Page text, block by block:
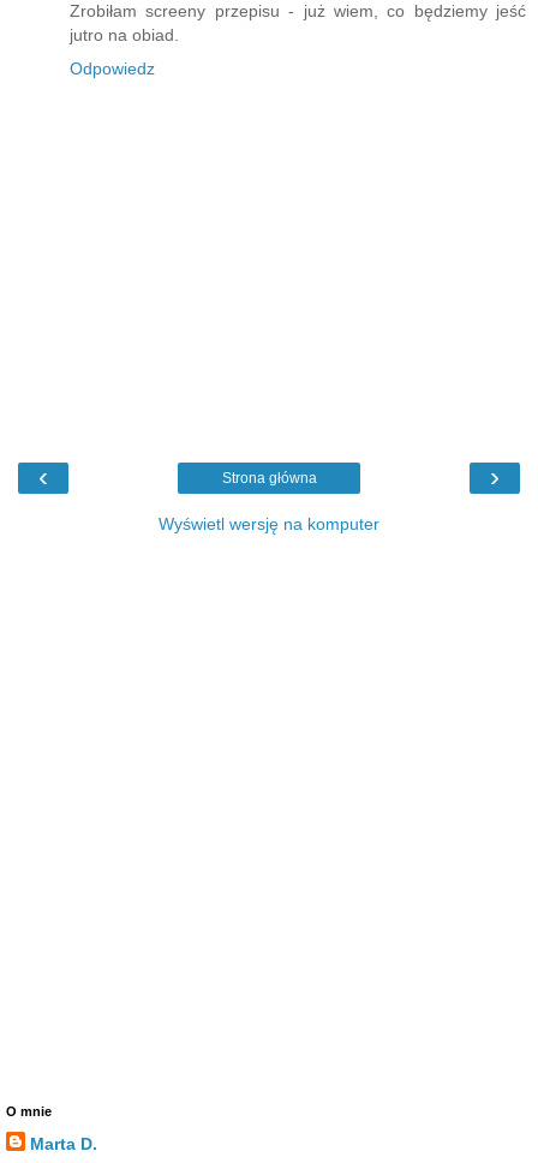
Zrobiłam screeny przepisu - już wiem, co będziemy jeść
jutro na obiad.
Odpowiedz
‹ ›
Strona główna
Wyświetl wersję na komputer
O mnie
Marta D.